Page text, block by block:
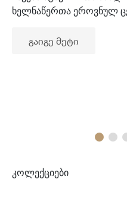
ხელნაწერთა ეროვნულ
გაიგე მეტი
კოლექციები